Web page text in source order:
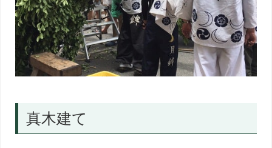
真木建て